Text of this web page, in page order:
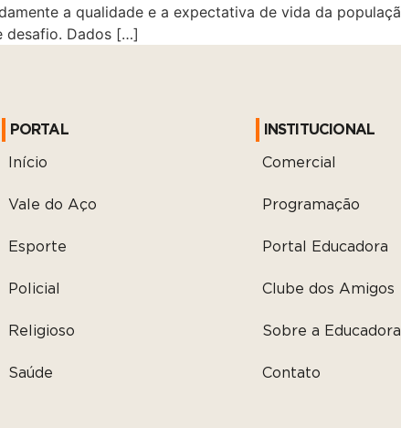
a qualidade e a expectativa de vida da
desafio. Dados […]
PORTAL
Início
Vale do Aço
Esporte
Policial
Religioso
Saúde
INSTITUCIONAL
Comercial
Programação
Portal Educadora
Clube dos Amigos
Sobre a Educadora
Contato